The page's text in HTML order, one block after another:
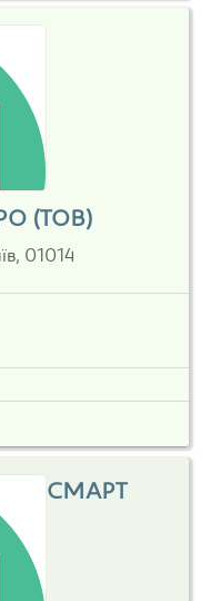
(ТОВ)
01014
СМАРТ